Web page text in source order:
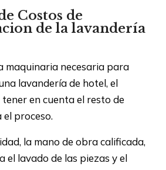
para Hoteles
Costos de
de la lavandería
maquinaria necesaria para
lavandería de hotel, el
en cuenta el resto de
el proceso.
la mano de obra calificada,
el lavado de las piezas y el